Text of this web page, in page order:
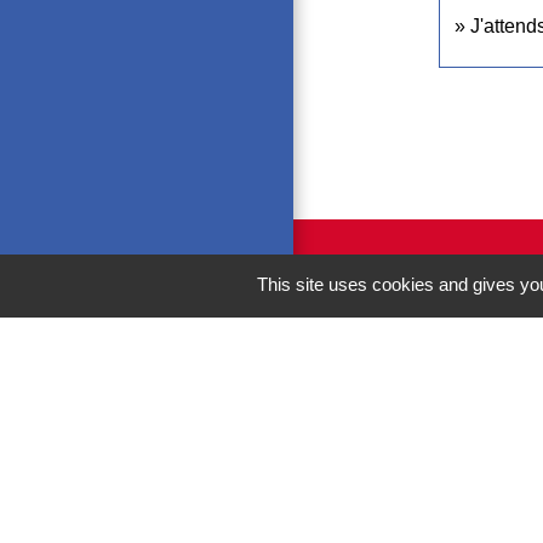
This site uses cookies and gives